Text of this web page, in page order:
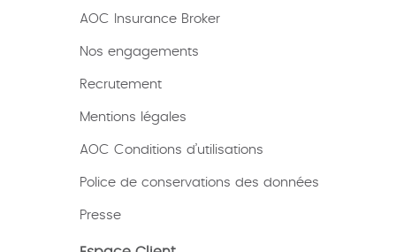
AOC Insurance Broker
Nos engagements
Recrutement
Mentions légales
AOC Conditions d’utilisations
Police de conservations des données
Presse